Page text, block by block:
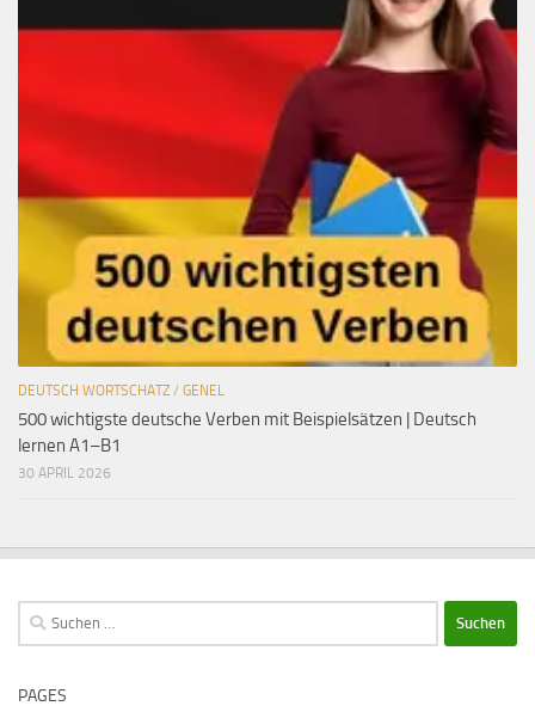
DEUTSCH WORTSCHATZ / GENEL
500 wichtigste deutsche Verben mit Beispielsätzen | Deutsch
lernen A1–B1
30 APRIL 2026
Suchen
nach:
PAGES